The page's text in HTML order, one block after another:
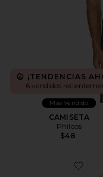
¡TENDENCIAS
6 vendidos
Más Vendido
CAMISETA
Philcos
$48